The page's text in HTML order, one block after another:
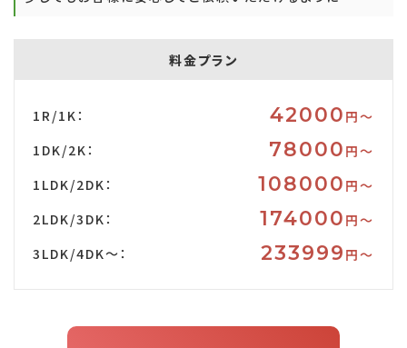
料金プラン
1R/1K： 42000 円〜
1DK/2K：
78000 円〜
1LDK/2DK：
108000 円〜
2LDK/3DK：
174000 円〜
3LDK/4DK～：
233999 円〜